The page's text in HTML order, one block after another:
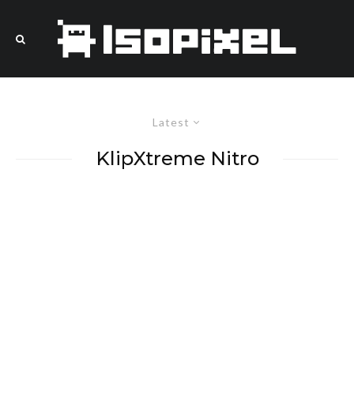
Latest
KlipXtreme Nitro